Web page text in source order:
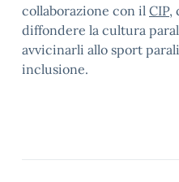
collaborazione con il CIP,
diffondere la cultura
avvicinarli allo sport
inclusione.